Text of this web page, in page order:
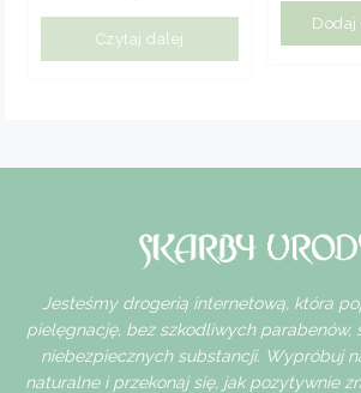
Czytaj dalej
Dodaj
Jesteśmy drogerią internetową, która
pielęgnację, bez szkodliwych parabenów,
niebezpiecznych substancji. Wypróbuj
naturalne i przekonaj się, jak pozytywnie